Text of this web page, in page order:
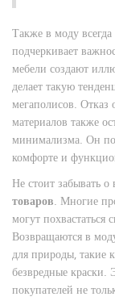
Также в моду
подчеркивает
мебели создают
делает такую
мегаполисов.
материалов также
минимализма. Он
комфорте и
Не стоит забывать
товаров. Многие
могут похвастаться
Возвращаются в
для природы, такие
безвредные краски.
покупателей не